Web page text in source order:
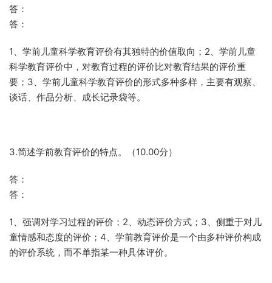
答：
答：
1、学前儿童科学教育评价有其独特的价值取向；2、学前儿童
科学教育评价中，对教育过程的评价比对教育结果的评价重
要；3、学前儿童科学教育评价的形式多种多样，主要有观察、
谈话、作品分析、成长记录袋等。
3.简述学前教育评价的特点。（10.00分）
答：
答：
1、强调对学习过程的评价；2、动态评价方式；3、侧重于对儿
童情感和态度的评价；4、学前教育评价是一个由多种评价构成
的评价系统，而不单指某一种具体评价。